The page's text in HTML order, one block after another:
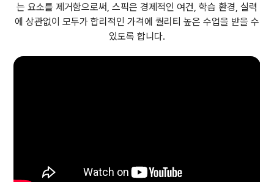
는 요소를 제거함으로써, 스픽은 경제적인 여건, 학습 환경, 실력
에 상관없이 모두가 합리적인 가격에 퀄리티 높은 수업을 받을 수
있도록 합니다.